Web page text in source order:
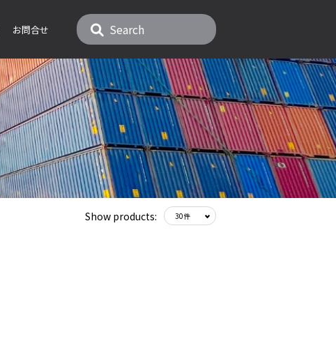
お問合せ
Show products: